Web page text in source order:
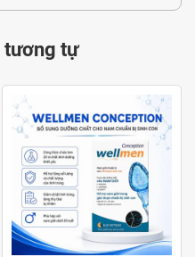
HCl
sau khi vào cơ thể sẽ
(NO) nhờ hoạt động
giãn các cơ trơn xung
tương tự